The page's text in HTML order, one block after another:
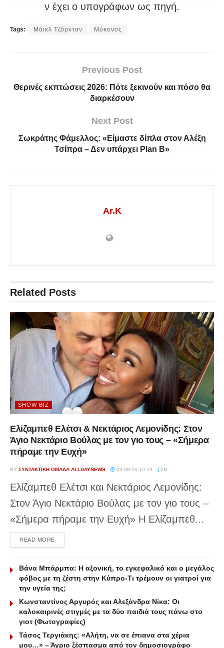
ν έχει ο υπογράφων ως πηγή.
Tags: Μάικλ Τζόρνταν Μύκονος
Previous Post
Θερινές εκπτώσεις 2026: Πότε ξεκινούν και πόσο θα
διαρκέσουν
Next Post
Σωκράτης Φάμελλος: «Είμαστε δίπλα στον Αλέξη
Τσίπρα – Δεν υπάρχει Plan B»
Ar.K
Related Posts
SHOW BIZ
Ελίζαμπεθ Ελέτσι & Νεκτάριος Λεμονίδης: Στον
Άγιο Νεκτάριο Βούλας με τον γιο τους – «Σήμερα
πήραμε την Ευχή»
BY ΣΥΝΤΑΚΤΙΚΉ ΟΜΆΔΑ ALLDAYNEWS 09-08-26 10:29 0
Ελίζαμπεθ Ελέτσι και Νεκτάριος Λεμονίδης:
Στον Άγιο Νεκτάριο Βούλας με τον γιο τους –
«Σήμερα πήραμε την Ευχή» Η Ελίζαμπεθ...
READ MOREDETAILS
Βάνα Μπάρμπα: Η αξονική, το εγκεφαλικό και ο μεγάλος
φόβος με τη ζέστη στην Κύπρο-Τι τρέμουν οι γιατροί για
την υγεία της;
Κωνσταντίνος Αργυρός και Αλεξάνδρα Νίκα: Οι
καλοκαιρινές στιγμές με τα δύο παιδιά τους πάνω στο
γιοτ (Φωτογραφίες)
Τάσος Τεργιάκης: «Αλήτη, να σε έπιανα στα χέρια
μου…» – Άγριο ξέσπασμα από τον δημοσιογράφο